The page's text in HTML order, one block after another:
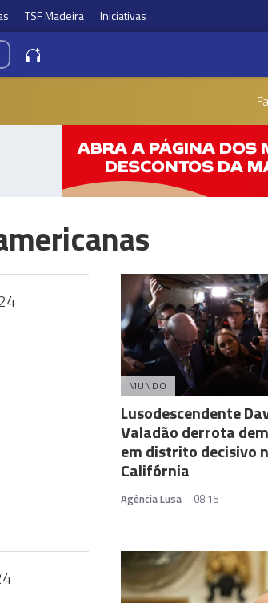
TSF Madeira Iniciativas
MUNDO
Lusodescendente
Valadão derrota
em distrito decisivo
Califórnia
Agência Lusa 08:15